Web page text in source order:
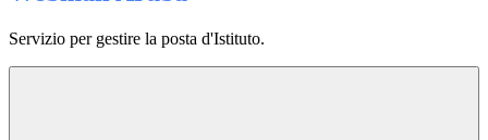
Servizio per gestire la posta d'Istituto.